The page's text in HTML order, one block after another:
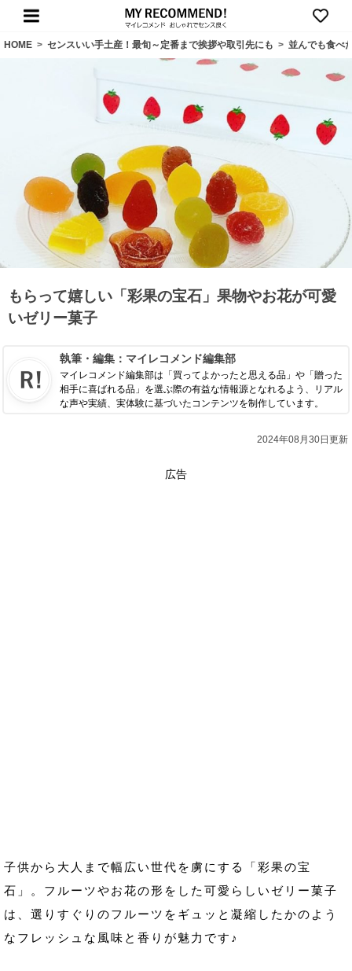
HOME > センスいい手土産！最旬～定番まで挨拶や取引先にも > 並んでも食べ
もらって嬉しい「彩果の宝石」果物やお花が可愛
いゼリー菓子
執筆・編集： マイレコメンド編集部
マイレコメンド編集部は「買ってよかったと思える品」や「贈った
相手に喜ばれる品」を選ぶ際の有益な情報源となれるよう、リアル
な声や実績、実体験に基づいたコンテンツを制作しています。
2024年08月30日更新
広告
子供から大人まで幅広い世代を虜にする「彩果の宝
石」。フルーツやお花の形をした可愛らしいゼリー菓子
は、選りすぐりのフルーツをギュッと凝縮したかのよう
なフレッシュな風味と香りが魅力です♪